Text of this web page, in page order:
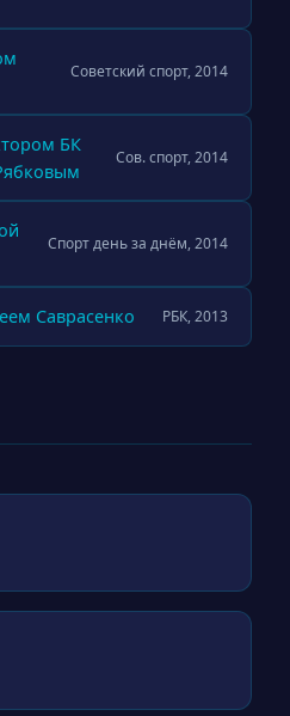
Советский спорт, 2014
БК
Сов. спорт, 2014
Спорт день за днём, 2014
Саврасенко РБК, 2013